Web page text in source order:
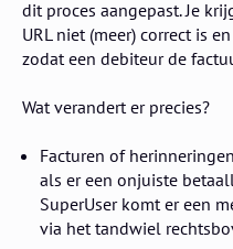
dit proces aangepast. Je
URL niet (meer) correct is
zodat een debiteur de
Wat verandert er precies?
Facturen of
als er een onjuiste
SuperUser komt er een
via het tandwiel